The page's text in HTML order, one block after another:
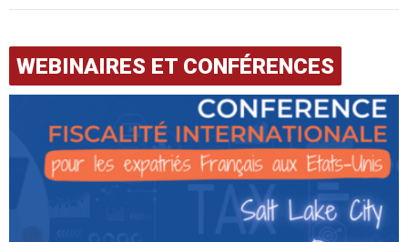
WEBINAIRES ET CONFÉRENCES